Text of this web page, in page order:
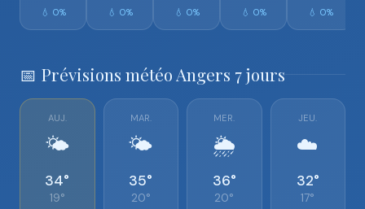
💧 0% 💧 0% 💧 0% 💧 0% 💧 0%
📅 Prévisions météo Angers 7 jours
AUJ.
🌤️
34°
19°
MAR.
🌤️
35°
20°
MER.
🌦️
36°
20°
JEU.
☁️
32°
17°